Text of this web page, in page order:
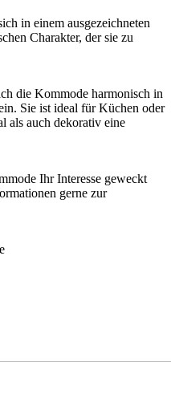
in einem ausgezeichneten
Charakter, der sie zu
die Kommode harmonisch in
Sie ist ideal für Küchen oder
als auch dekorativ eine
Ihr Interesse geweckt
gerne zur